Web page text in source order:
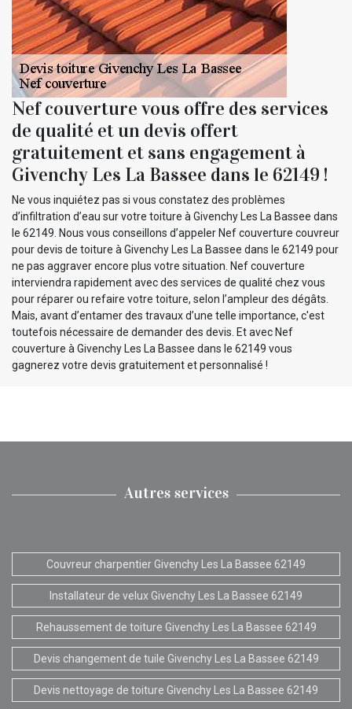
Nef couverture vous offre des services
de qualité et un devis offert
gratuitement et sans engagement à
Givenchy Les La Bassee dans le 62149 !
Ne vous inquiétez pas si vous constatez des problèmes
d’infiltration d’eau sur votre toiture à Givenchy Les La Bassee dans
le 62149. Nous vous conseillons d’appeler Nef couverture couvreur
pour devis de toiture à Givenchy Les La Bassee dans le 62149 pour
ne pas aggraver encore plus votre situation. Nef couverture
interviendra rapidement avec des services de qualité chez vous
pour réparer ou refaire votre toiture, selon l’ampleur des dégâts.
Mais, avant d’entamer des travaux d’une telle importance, c'est
toutefois nécessaire de demander des devis. Et avec Nef
couverture à Givenchy Les La Bassee dans le 62149 vous
gagnerez votre devis gratuitement et personnalisé !
Autres services
Couvreur charpentier Givenchy Les La Bassee 62149
Installateur de velux Givenchy Les La Bassee 62149
Rehaussement de toiture Givenchy Les La Bassee 62149
Devis changement de tuile Givenchy Les La Bassee 62149
Devis nettoyage de toiture Givenchy Les La Bassee 62149